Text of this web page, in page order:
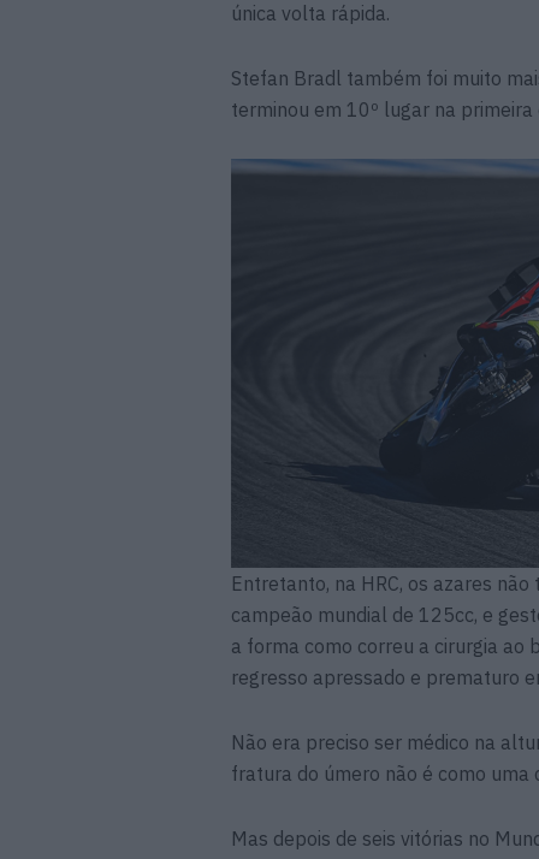
única volta rápida.
Stefan Bradl também foi muito
terminou em 10º lugar na
Entretanto, na HRC, os azares
campeão mundial de 125cc, e
a forma como correu a cirurgia ao
regresso apressado e prematuro
Não era preciso ser médico na
fratura do úmero não é como
Mas depois de seis vitórias no